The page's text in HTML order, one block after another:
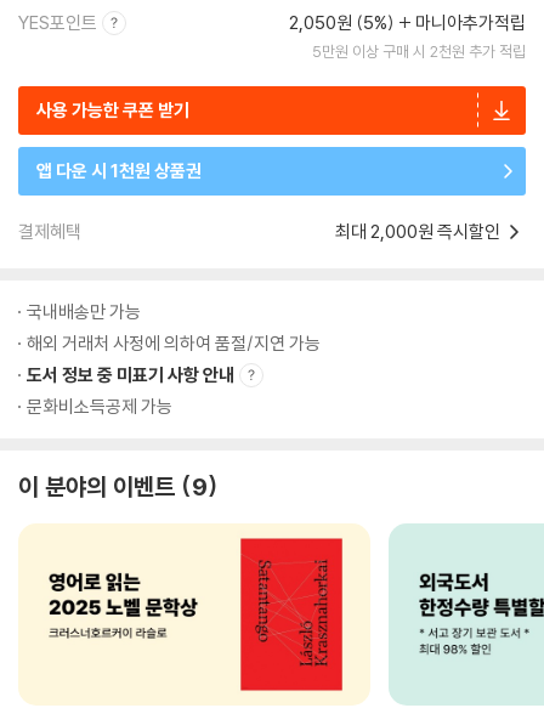
YES포인트 2,050원 (5%) 마니아추가적립
5만원 이상 구매 시 2천원 추가 적립
사용 가능한 쿠폰 받기
앱 다운 시 1천원 상품권
결제혜택 최대 2,000원 즉시할인
국내배송만 가능
해외 거래처 사정에 의하여 품절/지연 가능
도서 정보 중 미표기 사항 안내
문화비소득공제 가능
이 분야의 이벤트 9